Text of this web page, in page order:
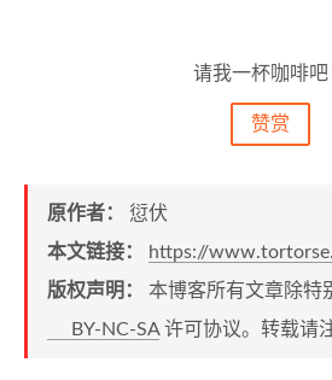
请我一杯咖啡吧
赞赏
原作者： 愆伏
本文链接：
https://
版权声明： 本博客所有文章除特
BY-NC-SA许可协议。转载请